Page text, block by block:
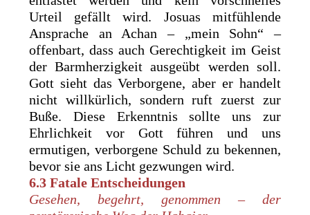
Urteil gefällt wird. Josuas mitfühlende
Ansprache an Achan – „mein Sohn“ –
offenbart, dass auch Gerechtigkeit im Geist
der Barmherzigkeit ausgeübt werden soll.
Gott sieht das Verborgene, aber er handelt
nicht willkürlich, sondern ruft zuerst zur
Buße. Diese Erkenntnis sollte uns zur
Ehrlichkeit vor Gott führen und uns
ermutigen, verborgene Schuld zu bekennen,
bevor sie ans Licht gezwungen wird.
6.3 Fatale Entscheidungen
Gesehen, begehrt, genommen – der